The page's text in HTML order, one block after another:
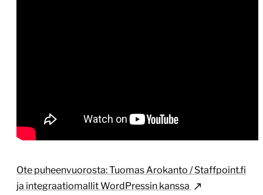
Ote puheenvuorosta: Tuomas Arokanto / Staffpoint.fi
ja integraatiomallit WordPressin kanssa